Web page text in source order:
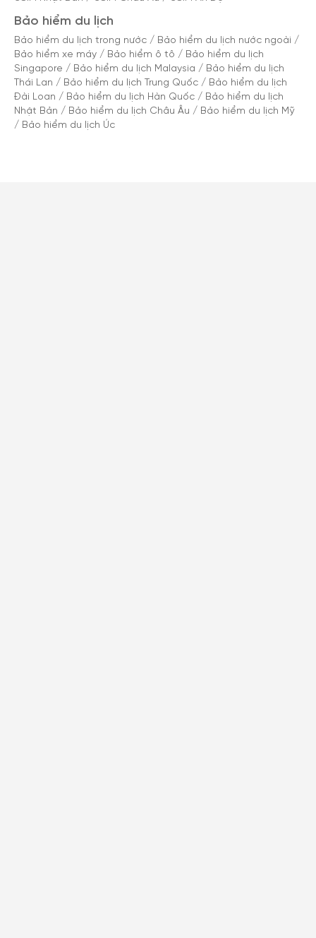
Bảo hiểm du lịch
Bảo hiểm du lịch trong nước / Bảo hiểm du lịch nước ngoài /
Bảo hiểm xe máy / Bảo hiểm ô tô / Bảo hiểm du lịch
Singapore / Bảo hiểm du lịch Malaysia / Bảo hiểm du lịch
Thái Lan / Bảo hiểm du lịch Trung Quốc / Bảo hiểm du lịch
Đài Loan / Bảo hiểm du lịch Hàn Quốc / Bảo hiểm du lịch
Nhật Bản / Bảo hiểm du lịch Châu Âu / Bảo hiểm du lịch Mỹ
/ Bảo hiểm du lịch Úc